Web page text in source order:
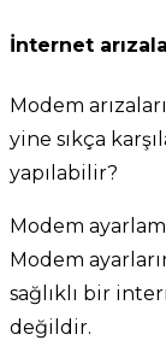
İnternet
Modem
yine sıkça
yapılabilir?
Modem
Modem
sağlıklı bir
değildir.